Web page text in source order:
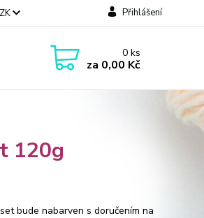
Přihlášení
0ks
za 0,00 Kč
120g
bude nabarven s doručením na